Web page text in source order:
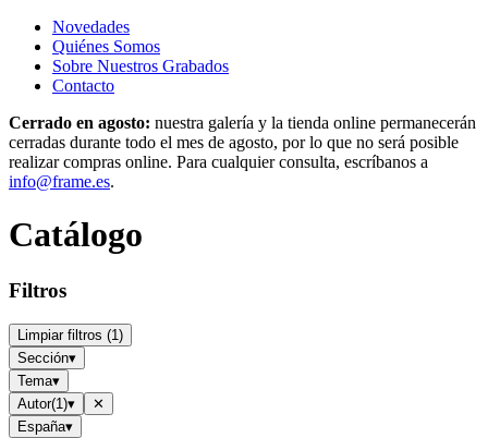
Novedades
Quiénes Somos
Sobre Nuestros Grabados
Contacto
Cerrado en agosto: nuestra galería y la tienda online permanecerán
cerradas durante todo el mes de agosto, por lo que no será posible
realizar compras online. Para cualquier consulta, escríbanos a
info@frame.es.
Catálogo
Filtros
Limpiar filtros (1)
Sección▾
Tema▾
Autor(1)▾
✕
España▾